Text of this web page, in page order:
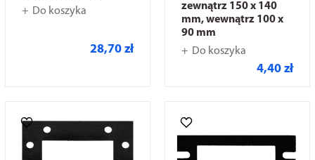
Do koszyka
28,70 zł
zewnątrz 150 x 140
mm, wewnątrz 100 x
90 mm
Do koszyka
4,40 zł